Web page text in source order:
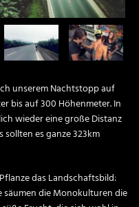
unserem Nachtstopp auf
bis auf 300 Höhenmeter. In
wieder eine große Distanz
sollten es ganze 323km
das Landschaftsbild:
säumen die Monokulturen die